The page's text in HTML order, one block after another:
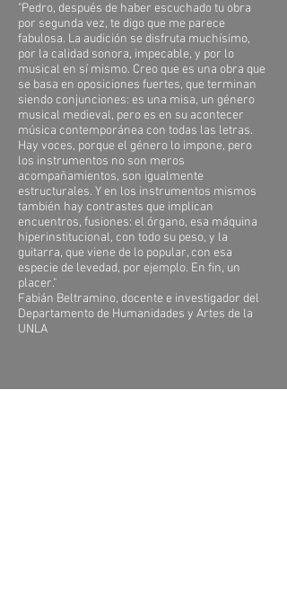
"Pedro, después de haber escuchado tu obra
por segunda vez, te digo que me parece
fabulosa. La audición se disfruta muchísimo,
por la calidad sonora, impecable, y por lo
musical en sí mismo. Creo que es una obra que
se basa en oposiciones fuertes, que terminan
siendo conjunciones: es una misa, un género
musical medieval, pero es en su acontecer
música contemporánea con todas las letras.
Hay voces, porque el género lo impone, pero
los instrumentos no son meros
acompañamientos, son igualmente
estructurales. Y en los instrumentos mismos
también hay contrastes que implican
encuentros, fusiones: el órgano, esa máquina
hiperinstitucional, con todo su peso, y la
guitarra, que viene de lo popular, con esa
especie de levedad, por ejemplo. En fin, un
placer."
Fabián Beltramino, docente e investigador del
Departamento de Humanidades y Artes de la
UNLA